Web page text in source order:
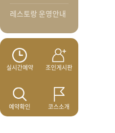
레스토랑 운영안내
실시간예약 조인게시판
예약확인 코스소개